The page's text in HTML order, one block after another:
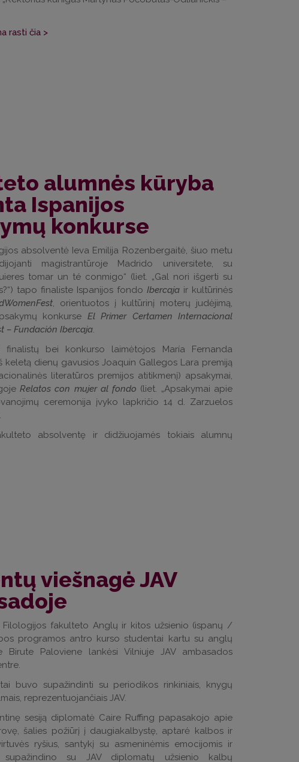
rasti čia >
alumnės kūryba
Ispanijos
konkurse
absolventė Ieva Emilija Rozenbergaitė, šiuo metu
magistrantūroje Madrido universitete, su
tomar un té conmigo“ (liet. „Gal nori išgerti su
tapo finaliste Ispanijos fondoIbercaja ir kultūrinės
, orientuotos į kultūrinį moterų judėjimą,
konkurse El Primer Certamen Internacional
– Fundación Ibercaja.
ų bei konkurso laimėtojos María Fernanda
keletą dienų gavusios Joaquin Gallegos Lara premiją
literatūros premijos atitikmenį) apsakymai,
Relatos con mujer al fondo (liet. „Apsakymai apie
ceremonija įvyko lapkričio 14 d. Zarzuelos
absolventę ir didžiuojamės tokiais alumnų
viešnagė JAV
Filologijos fakulteto Anglų ir kitos užsienio (ispanų /
programos antro kurso studentai kartu su anglų
Birute Paloviene lankėsi Vilniuje JAV ambasados
buvo supažindinti su periodikos rinkiniais, knygų
reprezentuojančiais JAV.
sesiją diplomatė Caire Ruffing papasakojo apie
šalies požiūrį į daugiakalbystę, aptarė kalbos ir
ryšius, santykį su asmeninėmis emocijomis ir
supažindino su JAV diplomatų užsienio kalbų